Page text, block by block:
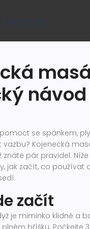
se spánkem,
Kojenecká
znáte pár pravidel.
jak začít, co používat
začít
je miminko klidné a
bříšku. Počkejte